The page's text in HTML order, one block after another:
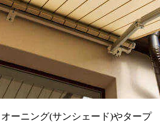
ーニング(サンシェード)やタープ